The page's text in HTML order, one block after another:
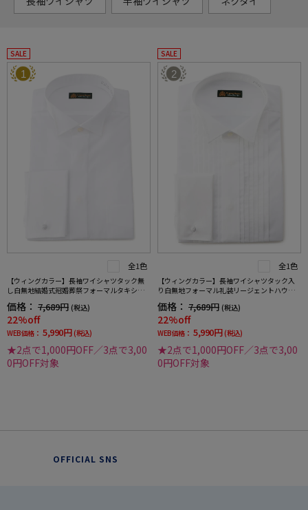
SALE
1
全1色
【ウィングカラー】長袖ワイシャツタック無
し白無地結婚式冠婚葬祭フォーマルタキシー
ドモーニング正礼装蝶ネクタイ向け
価格： 7,689円 (税込)
22%off
WEB価格： 5,990円 (税込)
★2点で1,000円OFF／3点で3,00
0円OFF対象
SALE
2
全1色
【ウィングカラー】長袖ワイシャツタック入
り白無地フォーマル礼装リージェントハウス
通年
価格： 7,689円 (税込)
22%off
WEB価格： 5,990円 (税込)
★2点で1,000円OFF／3点で3,00
0円OFF対象
OFFICIAL SNS